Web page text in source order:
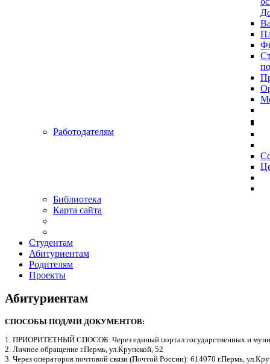
Работодателям
Библиотека
Карта сайта
Студентам
Абитуриентам
Родителям
Проекты
Абитуриентам
СПОСОБЫ ПОДАЧИ ДОКУМЕНТОВ:
1. ПРИОРИТЕТНЫЙ СПОСОБ: Через единый портал государственных и
2. Личное обращение г.Пермь, ул.Крупской, 52
3. Через операторов почтовой связи (Почтой России): 614070 г.Пермь,